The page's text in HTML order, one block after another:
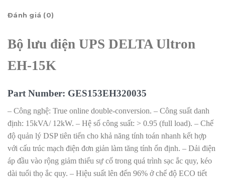
Đánh giá (0)
Bộ lưu điện UPS DELTA Ultron
EH-15K
Part Number: GES153EH320035
– Công nghệ: True online double-conversion. – Công suất danh
định: 15kVA/ 12kW. – Hệ số công suất: > 0.95 (full load). – Chế
độ quản lý DSP tiên tiến cho khả năng tính toán nhanh kết hợp
với cấu trúc mạch điện đơn giản làm tăng tính ổn định. – Dải điện
áp đầu vào rộng giảm thiểu sự cố trong quá trình sạc ắc quy, kéo
dài tuổi thọ ắc quy. – Hiệu suất lên đến 96% ở chế độ ECO tiết